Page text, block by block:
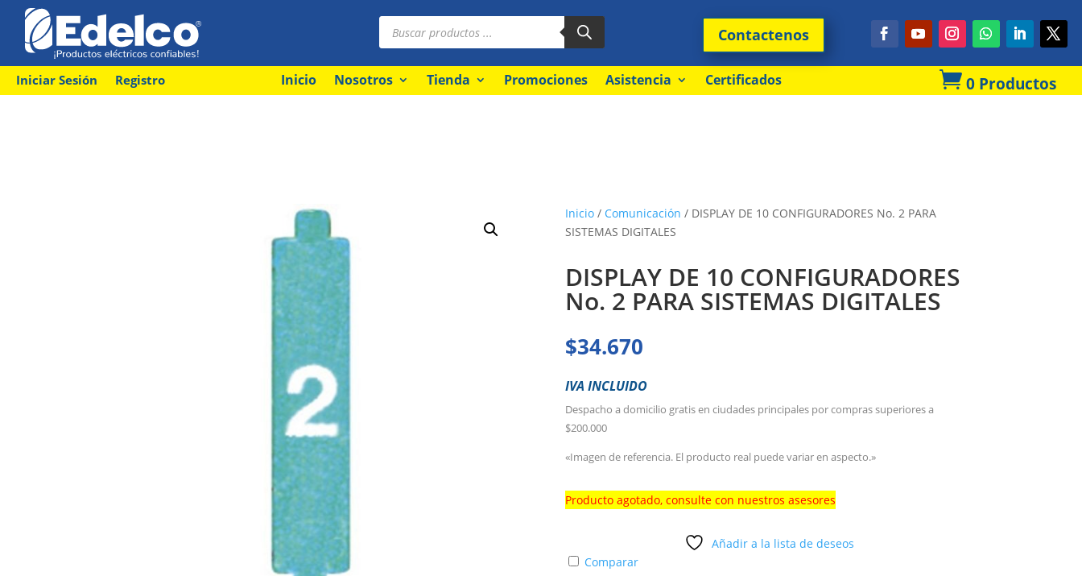
Búsqueda
productos Contactenos
Iniciar Sesión Registro Inicio Nosotros Tienda Promociones Asistencia Certificados  0 Productos
Inicio/ Comunicación / DISPLAY DE 10 CONFIGURADORES No. 2 PARA
SISTEMAS DIGITALES
DISPLAY DE 10 CONFIGURADORES
No. 2 PARA SISTEMAS DIGITALES
$34.670
IVA INCLUIDO
Despacho a domicilio gratis en ciudades principales por compras superiores a
$200.000
«Imagen de referencia. El producto real puede variar en aspecto.»
Producto agotado, consulte con nuestros asesores
Añadir a la lista de deseos
Comparar